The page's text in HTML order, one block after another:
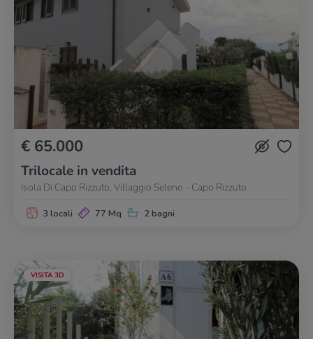
€ 65.000
Trilocale in vendita
Isola Di Capo Rizzuto, Villaggio Seleno - Capo Rizzuto
3 locali 77 Mq 2 bagni
VISITA 3D